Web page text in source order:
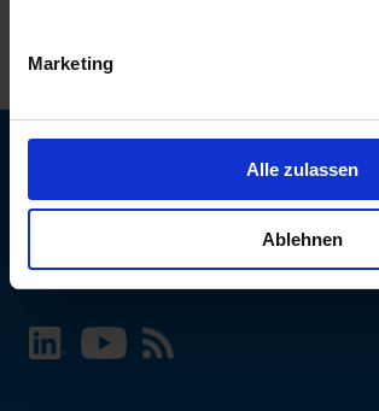
Marketing
Alle zulassen
Ablehnen
SCHURTER Webseite und Sprache wählen
INTERNATIONAL - Deutsch